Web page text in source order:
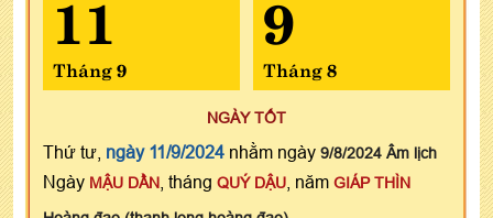
11
Tháng 9
9
Tháng 8
NGÀY TỐT
Thứ tư, ngày 11/9/2024 nhằm ngày 9/8/2024 Âm lịch
Ngày MẬU DẦN , tháng QUÝ DẬU , năm GIÁP THÌN